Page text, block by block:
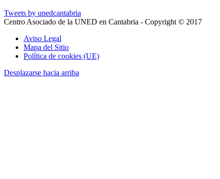
Tweets by unedcantabria
Centro Asociado de la UNED en Cantabria - Copyright © 2017
Aviso Legal
Mapa del Sitio
Política de cookies (UE)
Desplazarse hacia arriba